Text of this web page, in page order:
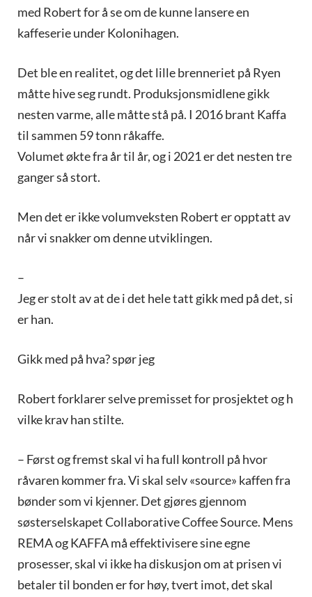
med Robert for å se om de kunne lansere en
kaffeserie under Kolonihagen.
Det ble en realitet, og det lille brenneriet på Ryen
måtte hive seg rundt. Produksjonsmidlene gikk
nesten varme, alle måtte stå på. I 2016 brant Kaffa
til sammen 59 tonn råkaffe.
Volumet økte fra år til år, og i 2021 er det nesten tre
ganger så stort.
Men det er ikke volumveksten Robert er opptatt av
når vi snakker om denne utviklingen.
–
Jeg er stolt av at de i det hele tatt gikk med på det, si
er han.
Gikk med på hva? spør jeg
Robert forklarer selve premisset for prosjektet og h
vilke krav han stilte.
– Først og fremst skal vi ha full kontroll på hvor
råvaren kommer fra. Vi skal selv «source» kaffen fra
bønder som vi kjenner. Det gjøres gjennom
søsterselskapet Collaborative Coffee Source. Mens
REMA og KAFFA må effektivisere sine egne
prosesser, skal vi ikke ha diskusjon om at prisen vi
betaler til bonden er for høy, tvert imot, det skal